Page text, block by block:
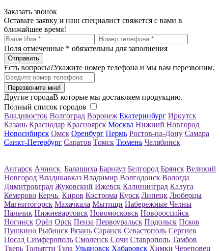
Заказать звонок
Оставьте заявку и наш специалист свяжется с вами в
ближайшее время!
Поля отмеченные * обязательны для заполнения
Есть вопросы?Укажите номер телефона и мы вам перезвоним.
Перезвоните мне!
Другие городаВ которые мы доставляем продукцию.
Полный список городов
Владивосток Волгоград Воронеж Екатеринбург Иркутск
Казань Краснодар Красноярск Москва Нижний Новгород
Новосибирск Омск Оренбург Пермь Ростов-на-Дону Самара
Санкт-Петербург Саратов Томск Тюмень Челябинск
Ангарск Ачинск Балашиха Барнаул Белгород Брянск Великий
Новгород Владикавказ Владимир Волгодонск Вологда
Димитровград Жуковский Ижевск Калининград Калуга
Кемерово Керчь Киров Кострома Курск Липецк Люберцы
Магнитогорск Махачкала Мытищи Набережные Челны
Нальчик Нижневартовск Новомосковск Новороссийск
Ногинск Орёл Орск Пенза Первоуральск Подольск Псков
Пушкино Рыбинск Рязань Саранск Севастополь Сергиев
Посад Симферополь Смоленск Сочи Ставрополь Тамбов
Тверь Тольятти Тула Ульяновск Хабаровск Химки Череповец